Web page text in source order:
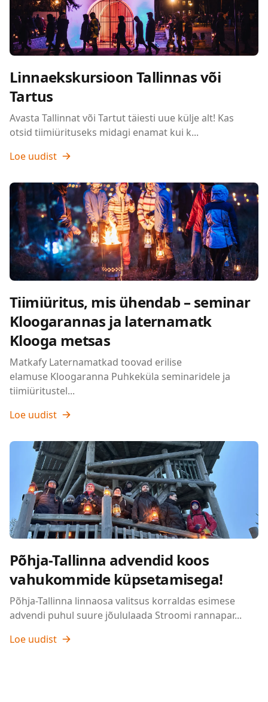
Linnaekskursioon Tallinnas või
Tartus
Avasta Tallinnat või Tartut täiesti uue külje alt! Kas
otsid tiimiürituseks midagi enamat kui k...
Loe uudist
Tiimiüritus, mis ühendab – seminar
Kloogarannas ja laternamatk
Klooga metsas
Matkafy Laternamatkad toovad erilise
elamuse Kloogaranna Puhkeküla seminaridele ja
tiimiüritustel...
Loe uudist
Põhja-Tallinna advendid koos
vahukommide küpsetamisega!
Põhja-Tallinna linnaosa valitsus korraldas esimese
advendi puhul suure jõululaada Stroomi rannapar...
Loe uudist